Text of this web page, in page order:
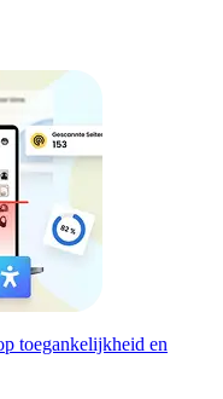
toegankelijkheid en